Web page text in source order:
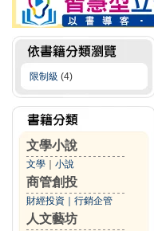
限制級 (4)
文學小說
文學 小說
商管創投
財經投資 行銷企管
人文藝坊